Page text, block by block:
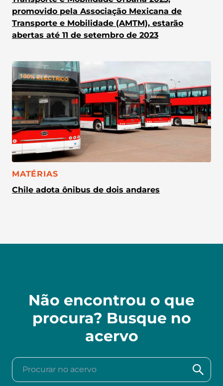
promovido pela Associação Mexicana de
Transporte e Mobilidade (AMTM), estarão
abertas até 11 de setembro de 2023
CATEGORIA:
MATÉRIAS
Chile adota ônibus de dois andares
Não encontrou o que
procura? Busque no
acervo
Procurar no acervo